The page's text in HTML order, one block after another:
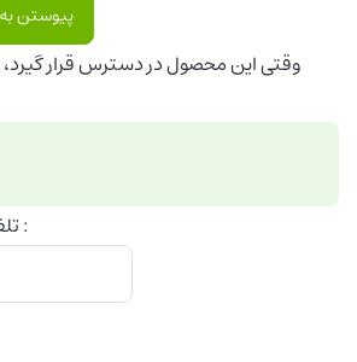
پیوستن
وقتی این محصول در دسترس قرار
تلفن همراه اطلاع رسانی :